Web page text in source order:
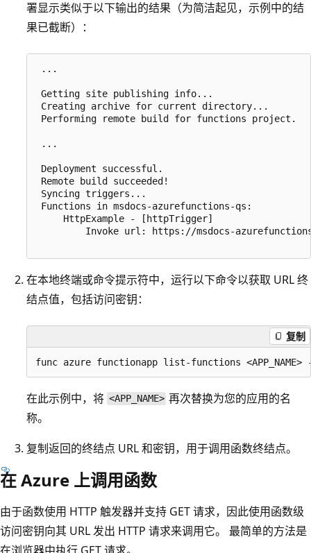
署显示类似于以下输出的结果（为简洁起见，示例中的结
果已截断）：
...
Getting site publishing info...
Creating archive for current directory...
Performing remote build for functions project.
...
Deployment successful.
Remote build succeeded!
Syncing triggers...
Functions in msdocs-azurefunctions-qs:
     HttpExample - [httpTrigger]
Invoke url: https://msdocs-
在本地终端或命令提示符中，运行以下命令以获取 URL 终
结点值，包括访问密钥：
复制
在此示例中，将 <APP_NAME> 再次替换为您的应用的名
称。
复制返回的终结点 URL 和密钥，用于调用函数终结点。
在 Azure 上调用函数
由于函数使用 HTTP 触发器并支持 GET 请求，因此使用函数级
访问密钥向其 URL 发出 HTTP 请求来调用它。 最简单的方法是
在浏览器中执行 GET 请求。